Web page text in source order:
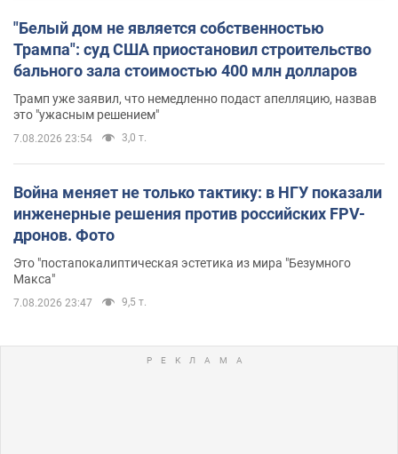
"Белый дом не является собственностью
Трампа": суд США приостановил строительство
бального зала стоимостью 400 млн долларов
Трамп уже заявил, что немедленно подаст апелляцию, назвав
это "ужасным решением"
7.08.2026 23:54 3,0 т.
Война меняет не только тактику: в НГУ показали
инженерные решения против российских FPV-
дронов. Фото
Это "постапокалиптическая эстетика из мира "Безумного
Макса"
7.08.2026 23:47 9,5 т.